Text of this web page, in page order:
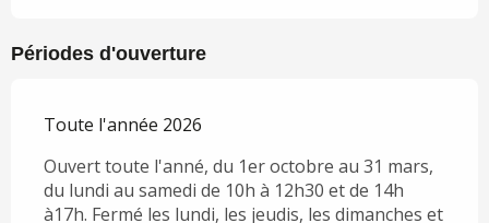
Périodes d'ouverture
Toute l'année 2026
Ouvert toute l'anné, du 1er octobre au 31 mars,
du lundi au samedi de 10h à 12h30 et de 14h
à17h. Fermé les lundi, les jeudis, les dimanches et